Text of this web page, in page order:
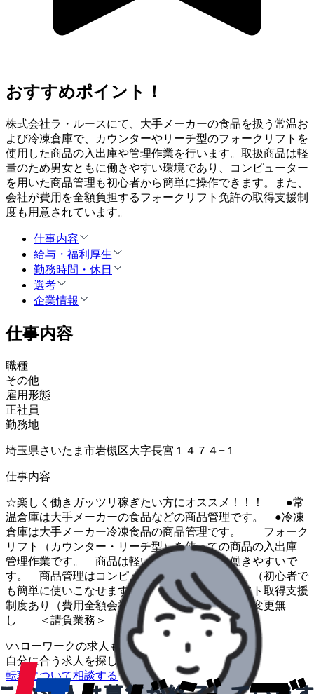
おすすめポイント！
株式会社ラ・ルースにて、大手メーカーの食品を扱う常温お
よび冷凍倉庫で、カウンターやリーチ型のフォークリフトを
使用した商品の入出庫や管理作業を行います。取扱商品は軽
量のため男女ともに働きやすい環境であり、コンピューター
を用いた商品管理も初心者から簡単に操作できます。また、
会社が費用を全額負担するフォークリフト免許の取得支援制
度も用意されています。
仕事内容
給与・福利厚生
勤務時間・休日
選考
企業情報
仕事内容
職種
その他
雇用形態
正社員
勤務地
埼玉県さいたま市岩槻区大字長宮１４７４−１
仕事内容
☆楽しく働きガッツリ稼ぎたい方にオススメ！！！ ●常
温倉庫は大手メーカーの食品などの商品管理です。 ●冷凍
倉庫は大手メーカー冷凍食品の商品管理です。 フォーク
リフト（カウンター・リーチ型）を使っての商品の入出庫
管理作業です。 商品は軽いので男女ともに働きやすいで
す。 商品管理はコンピューターで行います。 （初心者で
も簡単に使いこなせます。） ※フォークリフト取得支援
制度あり（費用全額会社負担） ※変更範囲：変更無
し ＜請負業務＞
\ハローワークの求人も一括管理
自分に合う求人を探してもらう
転職について相談する